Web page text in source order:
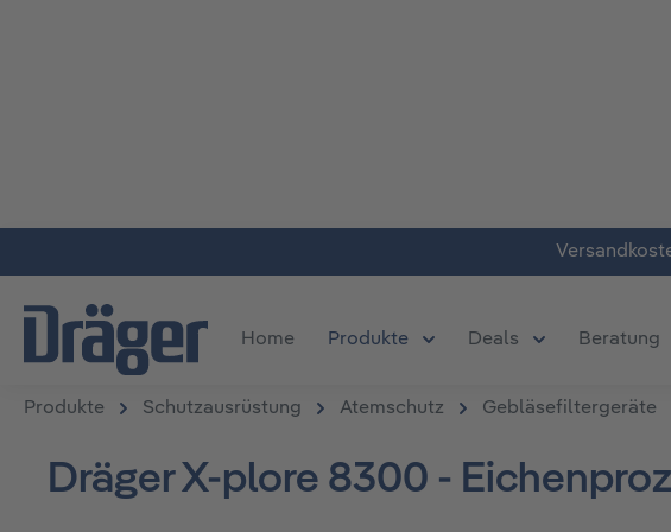
Home Produkte
Öffne oder Schließe das
Deals
Öffne oder
Beratung
Produkte Schutzausrüstung Atemschutz Gebläsefiltergeräte
Dräger X-plore 8300 -